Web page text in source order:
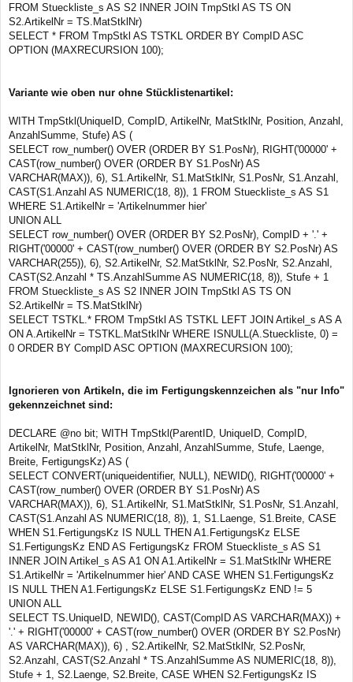
FROM Stueckliste_s AS S2 INNER JOIN TmpStkl AS TS ON
S2.ArtikelNr = TS.MatStklNr)
SELECT * FROM TmpStkl AS TSTKL ORDER BY CompID ASC
OPTION (MAXRECURSION 100);
Variante wie oben nur ohne Stücklistenartikel:
WITH TmpStkl(UniqueID, CompID, ArtikelNr, MatStklNr, Position, Anzahl,
AnzahlSumme, Stufe) AS (
SELECT row_number() OVER (ORDER BY S1.PosNr), RIGHT('00000' +
CAST(row_number() OVER (ORDER BY S1.PosNr) AS
VARCHAR(MAX)), 6), S1.ArtikelNr, S1.MatStklNr, S1.PosNr, S1.Anzahl,
CAST(S1.Anzahl AS NUMERIC(18, 8)), 1 FROM Stueckliste_s AS S1
WHERE S1.ArtikelNr = 'Artikelnummer hier'
UNION ALL
SELECT row_number() OVER (ORDER BY S2.PosNr), CompID + '.' +
RIGHT('00000' + CAST(row_number() OVER (ORDER BY S2.PosNr) AS
VARCHAR(255)), 6), S2.ArtikelNr, S2.MatStklNr, S2.PosNr, S2.Anzahl,
CAST(S2.Anzahl * TS.AnzahlSumme AS NUMERIC(18, 8)), Stufe + 1
FROM Stueckliste_s AS S2 INNER JOIN TmpStkl AS TS ON
S2.ArtikelNr = TS.MatStklNr)
SELECT TSTKL.* FROM TmpStkl AS TSTKL LEFT JOIN Artikel_s AS A
ON A.ArtikelNr = TSTKL.MatStklNr WHERE ISNULL(A.Stueckliste, 0) =
0 ORDER BY CompID ASC OPTION (MAXRECURSION 100);
Ignorieren von Artikeln, die im Fertigungskennzeichen als "nur Info"
gekennzeichnet sind:
DECLARE @no bit; WITH TmpStkl(ParentID, UniqueID, CompID,
ArtikelNr, MatStklNr, Position, Anzahl, AnzahlSumme, Stufe, Laenge,
Breite, FertigungsKz) AS (
SELECT CONVERT(uniqueidentifier, NULL), NEWID(), RIGHT('00000' +
CAST(row_number() OVER (ORDER BY S1.PosNr) AS
VARCHAR(MAX)), 6), S1.ArtikelNr, S1.MatStklNr, S1.PosNr, S1.Anzahl,
CAST(S1.Anzahl AS NUMERIC(18, 8)), 1, S1.Laenge, S1.Breite, CASE
WHEN S1.FertigungsKz IS NULL THEN A1.FertigungsKz ELSE
S1.FertigungsKz END AS FertigungsKz FROM Stueckliste_s AS S1
INNER JOIN Artikel_s AS A1 ON A1.ArtikelNr = S1.MatStklNr WHERE
S1.ArtikelNr = 'Artikelnummer hier' AND CASE WHEN S1.FertigungsKz
IS NULL THEN A1.FertigungsKz ELSE S1.FertigungsKz END != 5
UNION ALL
SELECT TS.UniqueID, NEWID(), CAST(CompID AS VARCHAR(MAX)) +
'.' + RIGHT('00000' + CAST(row_number() OVER (ORDER BY S2.PosNr)
AS VARCHAR(MAX)), 6) , S2.ArtikelNr, S2.MatStklNr, S2.PosNr,
S2.Anzahl, CAST(S2.Anzahl * TS.AnzahlSumme AS NUMERIC(18, 8)),
Stufe + 1, S2.Laenge, S2.Breite, CASE WHEN S2.FertigungsKz IS